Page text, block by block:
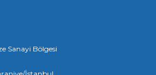
Sanayi Bölgesi